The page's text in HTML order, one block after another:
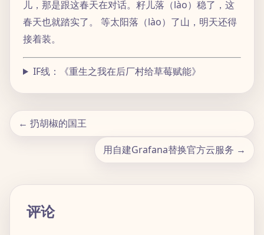
儿，那是跟这春天在对话。籽儿落（lào）稳了，这
春天也就踏实了。 等太阳落（lào）了山，明天还得
接着装。
IF线：《重生之我在后厂村给草莓赋能》
← 扔胡椒的国王
用自建Grafana替换官方云服务 →
评论